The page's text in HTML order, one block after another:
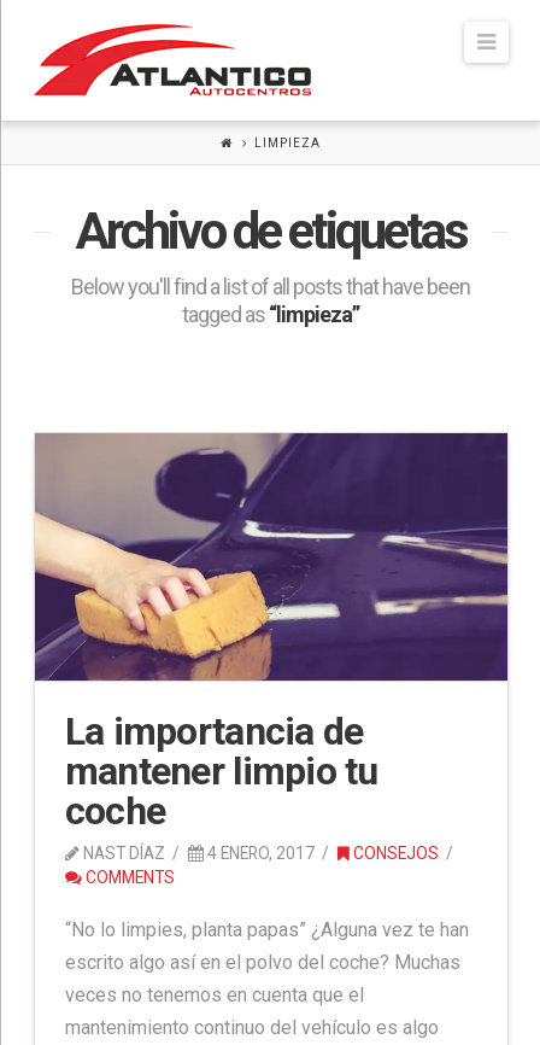
Atlántico
Autocentros
LIMPIEZA
Archivo de etiquetas
Below you'll find a list of all posts that have been
tagged as“limpieza”
La importancia de
mantener limpio tu
coche
NAST DÍAZ 4 ENERO, 2017
CONSEJOS
COMMENTS
“No lo limpies, planta papas” ¿Alguna vez te han
escrito algo así en el polvo del coche? Muchas
veces no tenemos en cuenta que el
mantenimiento continuo del vehículo es algo